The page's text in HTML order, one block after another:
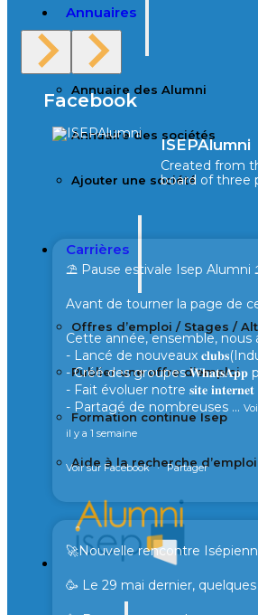
Annuaires
Annuaire des Alumni
Annuaire des sociétés
Ajouter une société
Carrières
Offres d’emploi / Stages /
Publier une offre d’emploi
Formation continue Isep
Aide à la recherche d’emploi
Facebook
ISEPAlumni
Created from
board of three
⛱️ Pause estivale Isep Alumni
Avant de tourner la page de
Cette année, ensemble, nous
- Lancé de nouveaux
- Créé des groupes
- Fait évoluer notre 𝐬𝐢𝐭𝐞 𝐢𝐧𝐭𝐞𝐫𝐧𝐞𝐭
- Partagé de nombreuses ...
il y a 1 semaine
Voir sur Facebook · Partager
🚀Nouvelle rencontre
🥳 Le 29 mai dernier,